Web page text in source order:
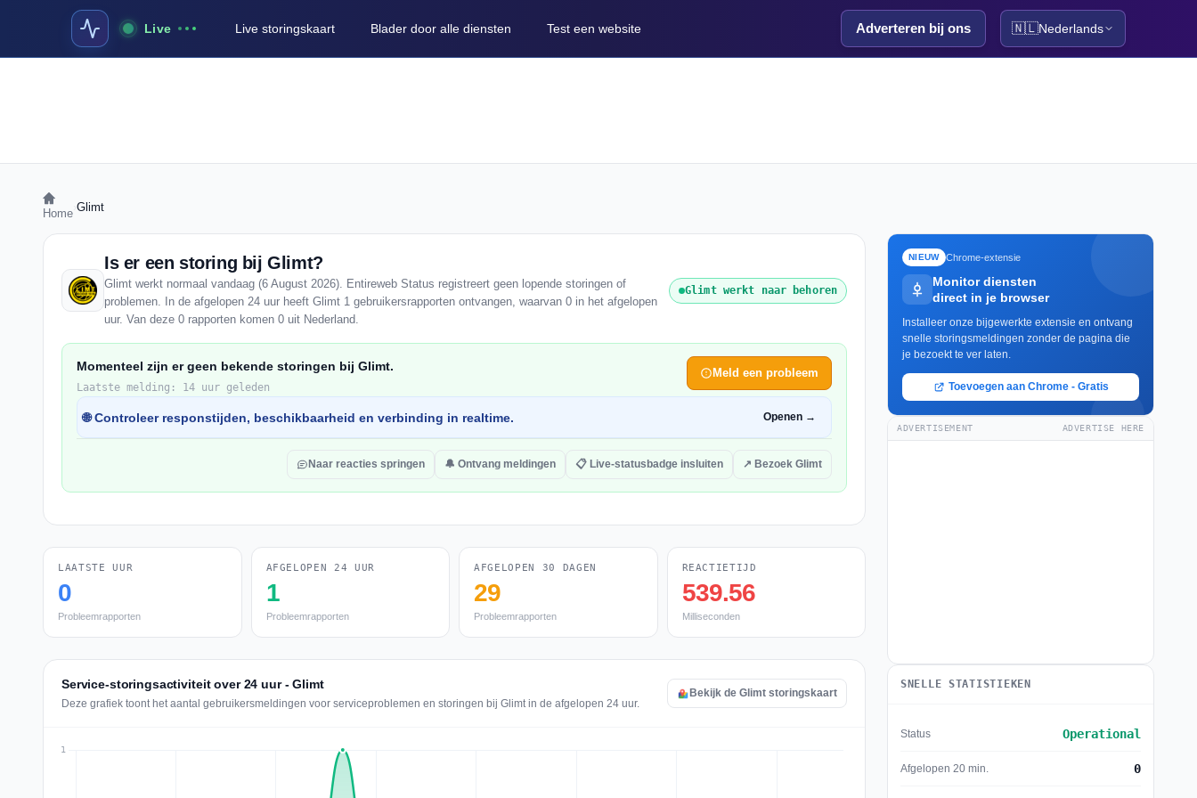
Live Live storingskaart Blader door alle diensten Test een website Adverteren bij ons 🇳🇱Nederlands
Home Glimt
Is er een storing bij Glimt?
Glimt werkt normaal vandaag (6 August 2026). Entireweb Status registreert geen lopende storingen of
problemen. In de afgelopen 24 uur heeft Glimt 1 gebruikersrapporten ontvangen, waarvan 0 in het afgelopen
uur. Van deze 0 rapporten komen 0 uit Nederland.
Glimt werkt naar behoren
Momenteel zijn er geen bekende storingen bij Glimt.
Laatste melding: 14 uur geleden
Meld een probleem
🌐 Controleer responstijden, beschikbaarheid en verbinding in realtime. Openen →
Naar reacties springen 🔔 Ontvang meldingen 📋 Live-statusbadge insluiten ↗ Bezoek Glimt
LAATSTE UUR
0
Probleemrapporten
AFGELOPEN 24 UUR
1
Probleemrapporten
AFGELOPEN 30 DAGEN
29
Probleemrapporten
REACTIETIJD
539.56
Milliseconden
Service-storingsactiviteit over 24 uur - Glimt
Deze grafiek toont het aantal gebruikersmeldingen voor serviceproblemen en storingen bij Glimt in de afgelopen 24 uur.
Bekijk de Glimt storingskaart
NIEUW Chrome-extensie
Monitor diensten
direct in je browser
Installeer onze bijgewerkte extensie en ontvang
snelle storingsmeldingen zonder de pagina die
je bezoekt te ver laten.
Toevoegen aan Chrome - Gratis
ADVERTISEMENT ADVERTISE HERE
SNELLE STATISTIEKEN
Status Operational
Afgelopen 20 min. 0